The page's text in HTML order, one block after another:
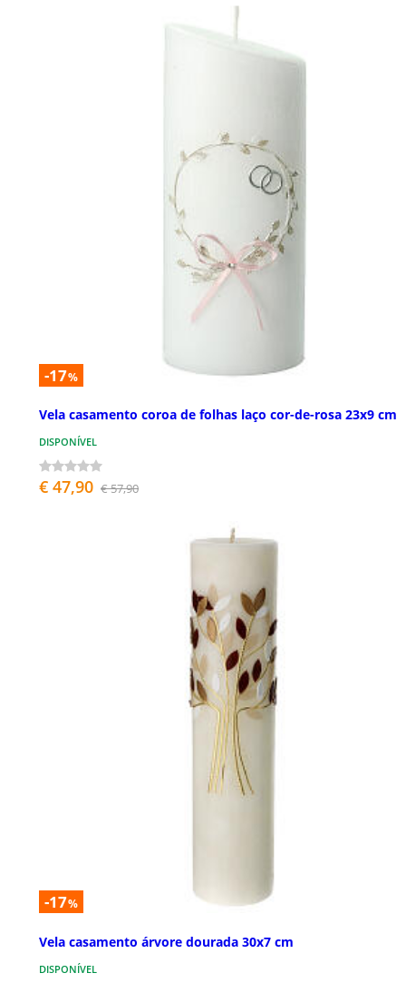
-17%
Vela casamento coroa de folhas laço cor-de-rosa 23x9 cm
DISPONÍVEL
€ 47,90 € 57,90
-17%
Vela casamento árvore dourada 30x7 cm
DISPONÍVEL